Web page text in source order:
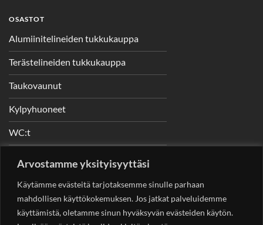
Arvostamme yksityisyyttäsi
Käytämme evästeitä tarjotaksemme sinulle parhaan
mahdollisen käyttökokemuksen. Jos jatkat palveluidemme
käyttämistä, oletamme sinun hyväksyvän evästeiden käytön.
OSASTOT
Alumiinitelineiden tukkukauppa
Terästelineiden tukkukauppa
Taukovaunut
Kylpyhuoneet
WC:t